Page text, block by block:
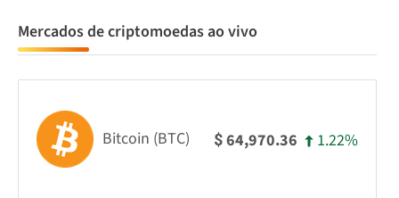
Mercados de criptomoedas ao vivo
Bitcoin (BTC) $64,970.36 1.22%